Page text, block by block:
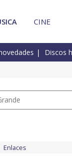
CINE
Discos
Enlaces